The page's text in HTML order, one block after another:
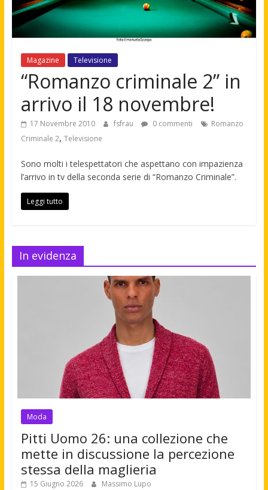
Magazine Televisione
“Romanzo criminale 2” in
arrivo il 18 novembre!
17 Novembre 2010 fsfrau 0 commenti
Romanzo
Criminale 2, Televisione
Sono molti i telespettatori che aspettano con impazienza
l’arrivo in tv della seconda serie di “Romanzo Criminale”.
Leggi tutto
In evidenza
Moda
Pitti Uomo 26: una collezione che
mette in discussione la percezione
stessa della maglieria
15 Giugno 2026 Massimo Lupo